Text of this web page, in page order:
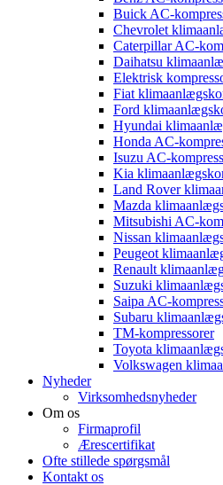
Buick AC-
Chevrolet
Caterpillar AC-
Daihatsu
Elektrisk
Fiat
Ford
Hyundai
Honda AC-
Isuzu AC-
Kia
Land Rover
Mazda
Mitsubishi AC-
Nissan
Peugeot
Renault
Suzuki
Saipa AC-
Subaru
TM-kompressorer
Toyota
Volkswagen
Nyheder
Virksomhedsnyheder
Om os
Firmaprofil
Ærescertifikat
Ofte stillede spørgsmål
Kontakt os